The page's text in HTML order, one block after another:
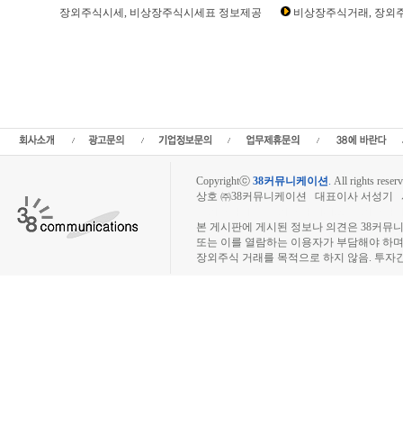
장외주식시세, 비상장주식시세표 정보제공
비상장주식거래, 장외
Copyrightⓒ 38커뮤니케이션. All rights
상호 ㈜38커뮤니케이션 대표이사 서성기
본 게시판에 게시된 정보나 의견은 38커뮤
또는 이를 열람하는 이용자가 부담해야 하
장외주식 거래를 목적으로 하지 않음. 투